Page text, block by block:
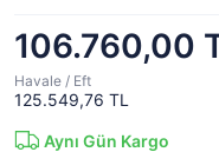
106.760,00
Havale / Eft
125.549,76 TL
Aynı Gün Kargo